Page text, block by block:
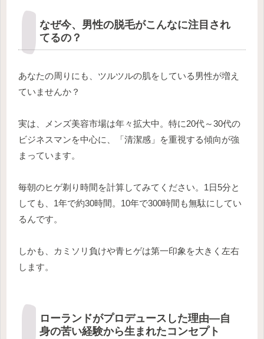
なぜ今、男性の脱毛がこんなに注目され
てるの？
あなたの周りにも、ツルツルの肌をしている男性が増え
ていませんか？
実は、メンズ美容市場は年々拡大中。特に20代～30代の
ビジネスマンを中心に、「清潔感」を重視する傾向が強
まっています。
毎朝のヒゲ剃り時間を計算してみてください。1日5分と
しても、1年で約30時間。10年で300時間も無駄にしてい
るんです。
しかも、カミソリ負けや青ヒゲは第一印象を大きく左右
します。
ローランドがプロデュースした理由―自
身の苦い経験から生まれたコンセプト